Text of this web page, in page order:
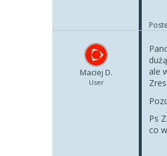
Maciej D.
User
ale
Ps
co